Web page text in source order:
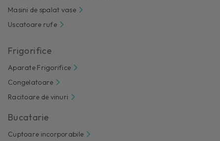
Masini de spalat vase
Uscatoare rufe
Frigorifice
Aparate Frigorifice
Congelatoare
Racitoare de vinuri
Bucatarie
Cuptoare incorporabile